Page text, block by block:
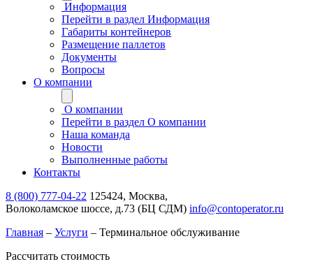
Информация
Перейти в раздел Информация
Габариты контейнеров
Размещение паллетов
Документы
Вопросы
О компании
О компании
Перейти в раздел О компании
Наша команда
Новости
Выполненные работы
Контакты
8 (800) 777-04-22 125424, Москва,
Волоколамское шоссе, д.73 (БЦ СДМ) info@contoperator.ru
Главная – Услуги – Терминальное обслуживание
Рассчитать стоимость